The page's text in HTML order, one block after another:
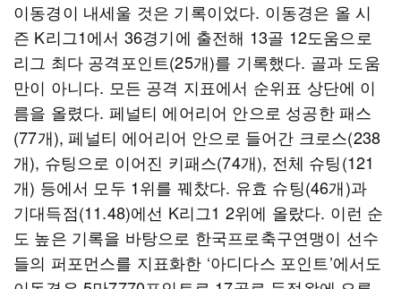
이동경이 내세울 것은 기록이었다. 이동경은 올 시
즌 K리그1에서 36경기에 출전해 13골 12도움으로
리그 최다 공격포인트(25개)를 기록했다. 골과 도움
만이 아니다. 모든 공격 지표에서 순위표 상단에 이
름을 올렸다. 페널티 에어리어 안으로 성공한 패스
(77개), 페널티 에어리어 안으로 들어간 크로스(238
개), 슈팅으로 이어진 키패스(74개), 전체 슈팅(121
개) 등에서 모두 1위를 꿰찼다. 유효 슈팅(46개)과
기대득점(11.48)에선 K리그1 2위에 올랐다. 이런 순
도 높은 기록을 바탕으로 한국프로축구연맹이 선수
들의 퍼포먼스를 지표화한 ‘아디다스 포인트’에서도